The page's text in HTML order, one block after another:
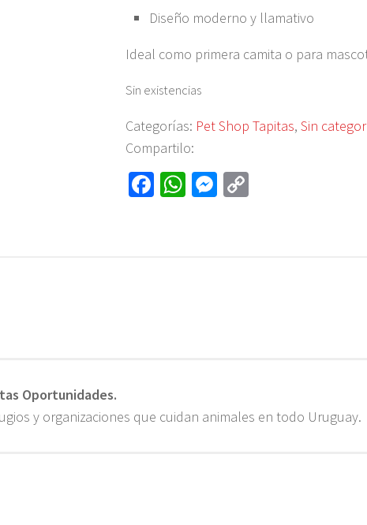
Diseño moderno y llamativo
Ideal como primera camita o para
Sin existencias
Categorías: Pet Shop Tapitas, Sin
Compartilo:
Fa W M C
Oportunidades.
y organizaciones que cuidan animales en todo Uruguay.